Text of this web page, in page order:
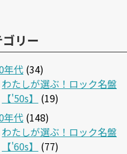
ゴリー
年代 (34)
わたしが選ぶ！ロック名盤
【'50s】
(19)
年代 (148)
わたしが選ぶ！ロック名盤
【'60s】
(77)